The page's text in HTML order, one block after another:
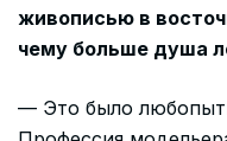
живописью в
чему больше душа
— Это было